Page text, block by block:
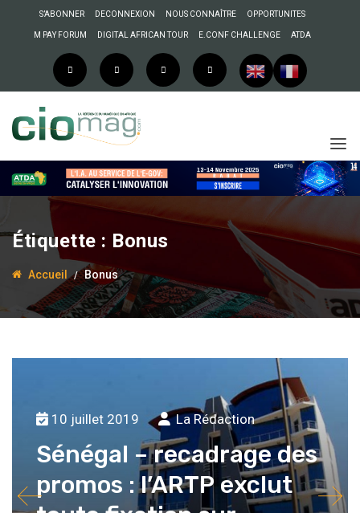
S’ABONNER DECONNEXION NOUS CONNAÎTRE OPPORTUNITES
M PAY FORUM DIGITAL AFRICAN TOUR E.CONF CHALLENGE ATDA
Étiquette : Bonus
Accueil Bonus
10 juillet 2019 La Rédaction
Sénégal – recadrage des
promos : l’ARTP exclut